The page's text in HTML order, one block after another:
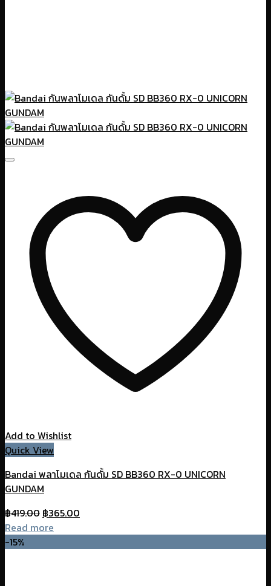
Add to Wishlist
Quick View
Bandai พลาโมเดล กันดั้ม SD BB360 RX-0 UNICORN
GUNDAM
฿419.00 Original
price
฿365.00
Read more
-15%